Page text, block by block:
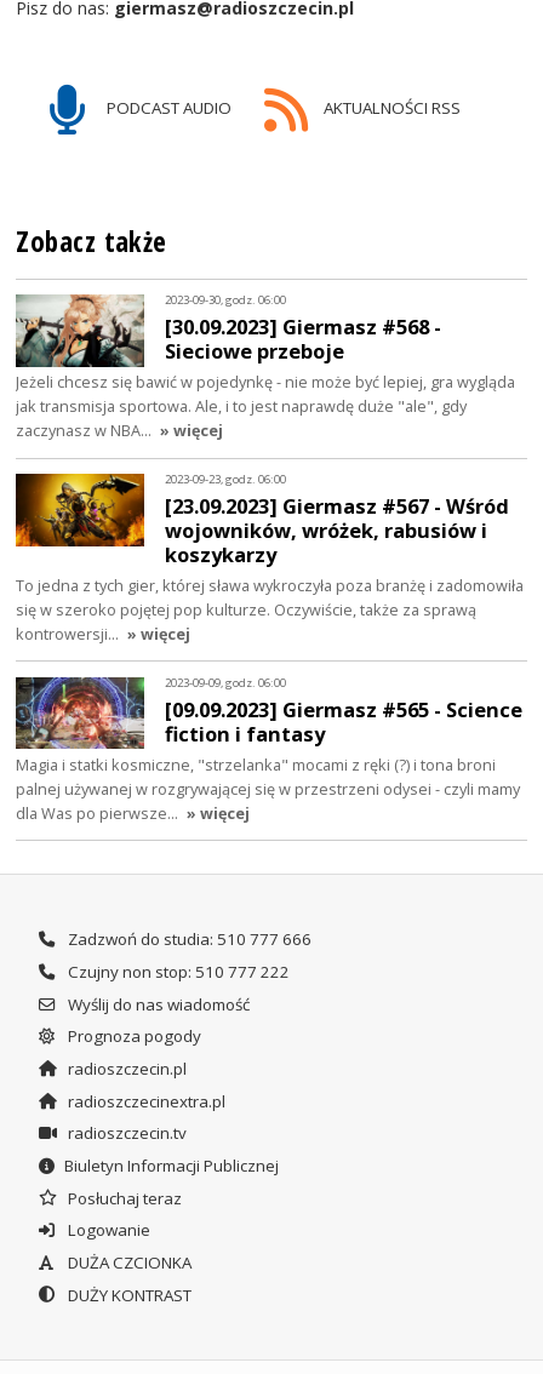
Pisz do nas: giermasz@radioszczecin.pl
PODCAST AUDIO AKTUALNOŚCI RSS
Zobacz także
2023-09-30, godz. 06:00
[30.09.2023] Giermasz #568 -
Sieciowe przeboje
Jeżeli chcesz się bawić w pojedynkę - nie może być lepiej, gra wygląda
jak transmisja sportowa. Ale, i to jest naprawdę duże "ale", gdy
zaczynasz w NBA… » więcej
2023-09-23, godz. 06:00
[23.09.2023] Giermasz #567 - Wśród
wojowników, wróżek, rabusiów i
koszykarzy
To jedna z tych gier, której sława wykroczyła poza branżę i zadomowiła
się w szeroko pojętej pop kulturze. Oczywiście, także za sprawą
kontrowersji… » więcej
2023-09-09, godz. 06:00
[09.09.2023] Giermasz #565 - Science
fiction i fantasy
Magia i statki kosmiczne, "strzelanka" mocami z ręki (?) i tona broni
palnej używanej w rozgrywającej się w przestrzeni odysei - czyli mamy
dla Was po pierwsze… » więcej
Zadzwoń do studia: 510 777 666
Czujny non stop: 510 777 222
Wyślij do nas wiadomość
Prognoza pogody
radioszczecin.pl
radioszczecinextra.pl
radioszczecin.tv
Biuletyn Informacji Publicznej
Posłuchaj teraz
Logowanie
DUŻA CZCIONKA
DUŻY KONTRAST